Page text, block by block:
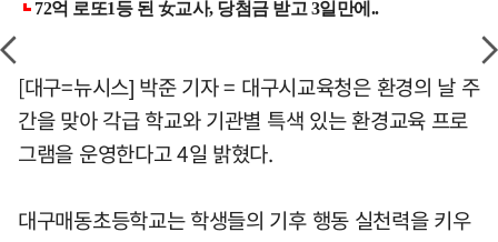
[대구=뉴시스] 박준 기자 = 대구시교육청은 환경의 날 주
간을 맞아 각급 학교와 기관별 특색 있는 환경교육 프로
그램을 운영한다고 4일 밝혔다.
대구매동초등학교는 학생들의 기후 행동 실천력을 키우